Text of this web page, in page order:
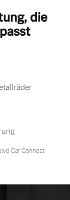
die
Car Connect